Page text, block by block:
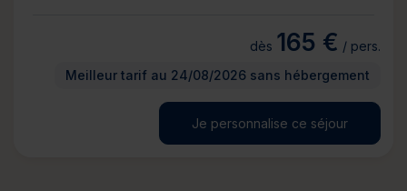
dès 165 € / pers.
Meilleur tarif au 24/08/2026 sans hébergement
Je personnalise ce séjour